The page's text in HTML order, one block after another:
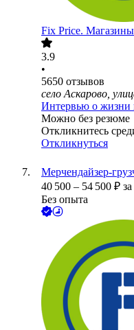
Fix Price. Магазины
3.9
•
5650 отзывов
село Аскарово,
Интервью о жизни
Можно без резюме
Откликнитесь
Откликнуться
Мерчендайзер-
40 500 – 54 500 ₽
Без опыта